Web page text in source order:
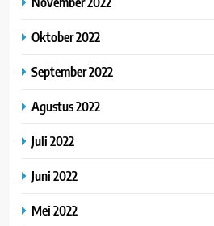
Oktober 2022
September 2022
Agustus 2022
Juli 2022
Juni 2022
Mei 2022